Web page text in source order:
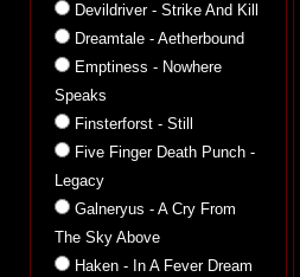
Devildriver - Strike And Kill
Dreamtale - Aetherbound
Emptiness - Nowhere
Speaks
Finsterforst - Still
Five Finger Death Punch -
Legacy
Galneryus - A Cry From
The Sky Above
Haken - In A Fever Dream